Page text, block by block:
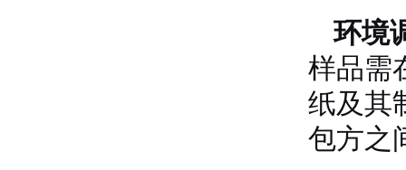
环境
样品需
纸及其
包方之